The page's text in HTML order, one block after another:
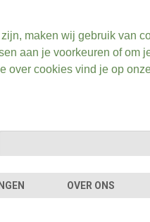
maken wij gebruik van
aan je voorkeuren of
over cookies vind je op
OVER ONS